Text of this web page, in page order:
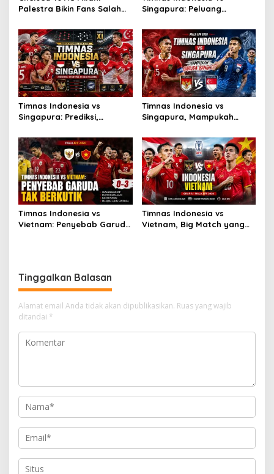
Palestra Bikin Fans Salah
Singapura: Peluang
Melayang
Timnas Indonesia vs
Singapura: Prediksi,
Timnas Indonesia vs
Singapura, Mampukah
Timnas Indonesia vs
Vietnam: Penyebab Garuda
Timnas Indonesia vs
Vietnam, Big Match yang
Tinggalkan Balasan
Alamat email Anda tidak akan dipublikasikan. Ruas yang wajib
ditandai *